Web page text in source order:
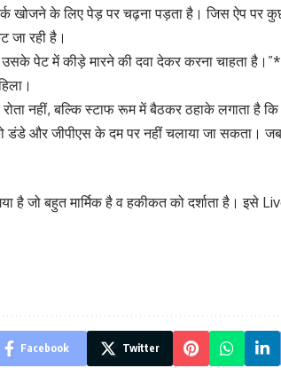
खोजने के लिए पेड़ पर चढ़ना पड़ता है। जिस ऐप पर
जा रही है।
पेट में कीड़े मारने की दवा देकर करना चाहता है।”*
नहीं, बल्कि स्टाफ रूम में बैठकर ठहाके लगाता है कि
को डंडे और जीपीएस के दम पर नहीं चलाया जा सकता।
है जो बहुत मार्मिक है व हकीकत को दर्शाता है।
Facebook Twitter